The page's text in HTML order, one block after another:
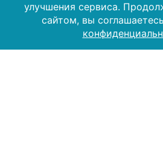
улучшения сервиса.
сайтом, вы